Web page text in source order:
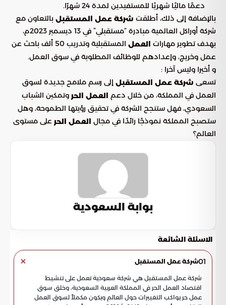
دعمًا ماليًا شهريًا للمستفيدين لمدة 24 شهرًا.
بالإضافة إلى ذلك، أطلقت شركة عمل المستقبل بالتعاون مع
شركة أوراكل العالمية مبادرة “مستقبلي” في 13 ديسمبر 2023م،
بهدف تطوير مهارات العمل
المستقبلية وتدريب 50 ألف باحث عن
عمل وخريج، وإعدادهم للوظائف المطلوبة في سوق العمل.
و أخيرا وليس آخرا :
تسعى شركة عمل المستقبل إلى رسم ملامح جديدة لسوق
العمل في المملكة، من خلال دعم العمل الحر وتمكين الشباب
السعودي، فهل ستنجح الشركة في تحقيق رؤيتها الطموحة، وهل
ستصبح المملكة نموذجًا رائدًا في مجال العمل الحر على مستوى
العالم؟
بوابة السعودية
الاسئلة الشائعة
01شركة عمل المستقبل
شركة عمل المستقبل هي شركة سعودية تعمل على تنشيط
اقتصاد العمل الحر في المملكة العربية السعودية، وخلق سوق
عمل حر يواكب التغييرات حول العالم ويكون مكملاً لسوق العمل